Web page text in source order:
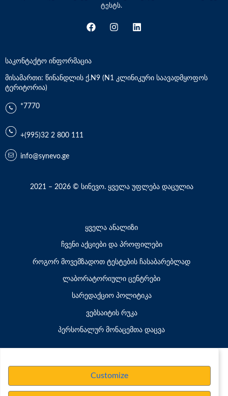
ტესტს.
საკონტაქტო ინფორმაცია
მისამართი: წინანდლის ქ.N9 (N1 კლინიკური საავადმყოფოს
ტერიტორია)
*7770
+(995)32 2 800 111
info@synevo.ge
2021 – 2026 © სინევო. ყველა უფლება დაცულია
ყველა ანალიზი
ჩვენი აქციები და პროფილები
როგორ მოვემზადოთ ტესტების ჩასაბარებლად
ლაბორატორიული ცენტრები
სარედაქციო პოლიტიკა
ვებსაიტის რუკა
პერსონალურ მონაცემთა დაცვა
Customize